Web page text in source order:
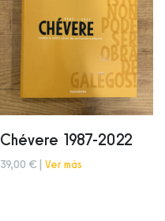
Chévere 1987-2022
39,00 € | Ver más